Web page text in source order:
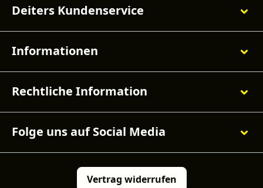
Deiters Kundenservice
Informationen
Rechtliche Information
Folge uns auf Social Media
Vertrag widerrufen